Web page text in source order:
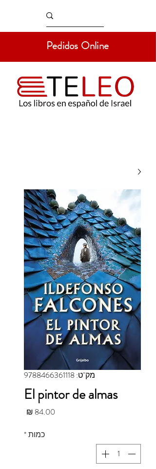
Pedidos Online
מק"ט: 9788466361118
El pintor de almas
כמות*